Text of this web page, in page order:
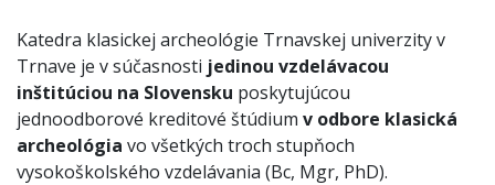
Katedra klasickej archeológie Trnavskej univerzity v
Trnave je v súčasnosti jedinou vzdelávacou
inštitúciou na Slovensku poskytujúcou
jednoodborové kreditové štúdium v odbore klasická
archeológia vo všetkých troch stupňoch
vysokoškolského vzdelávania (Bc, Mgr, PhD).